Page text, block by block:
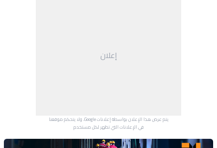
إعلان
يتم عرض هذا الإعلان بواسطة إعلانات Google، ولا يتحكم موقعنا
في الإعلانات التي تظهر لكل مستخدم.
Advertisement Section